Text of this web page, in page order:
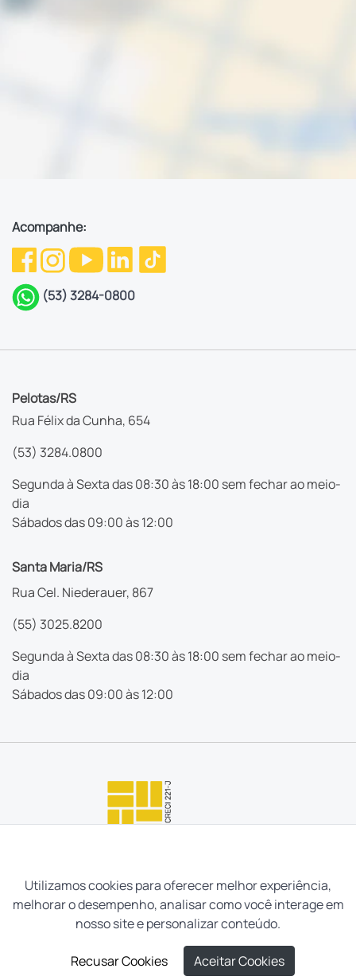
Acompanhe:
(53) 3284-0800
Pelotas/RS
Rua Félix da Cunha, 654
(53) 3284.0800
Segunda à Sexta das 08:30 às 18:00 sem fechar ao meio-
dia
Sábados das 09:00 às 12:00
Santa Maria/RS
Rua Cel. Niederauer, 867
(55) 3025.8200
Segunda à Sexta das 08:30 às 18:00 sem fechar ao meio-
dia
Sábados das 09:00 às 12:00
Utilizamos cookies para oferecer melhor experiência,
melhorar o desempenho, analisar como você interage em
nosso site e personalizar conteúdo.
Recusar Cookies Aceitar Cookies